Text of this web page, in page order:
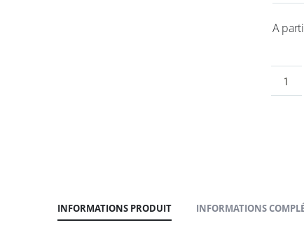
A
INFORMATIONS PRODUIT INFORMATIONS